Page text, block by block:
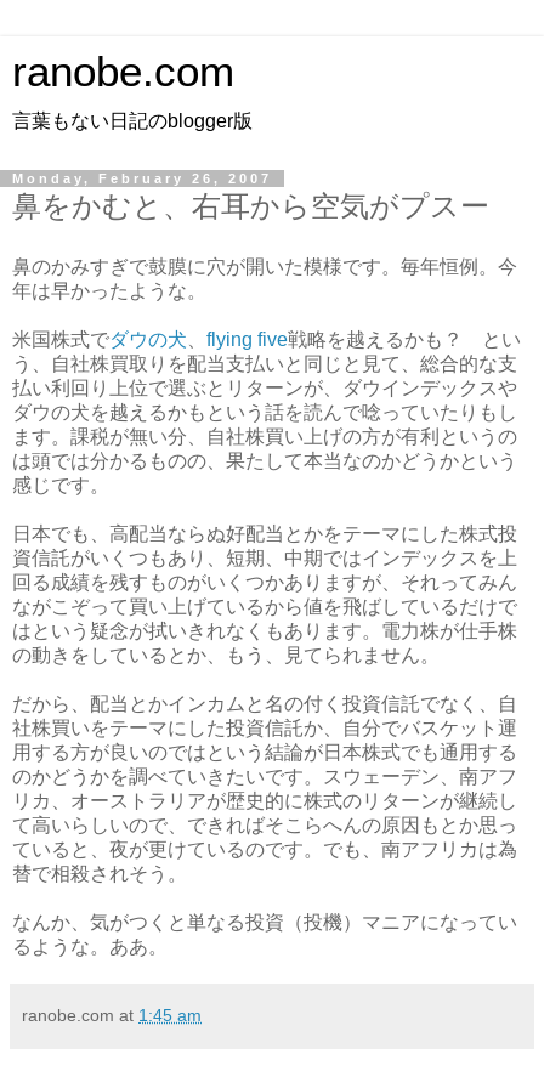
ranobe.com
言葉もない日記のblogger版
Monday, February 26, 2007
鼻をかむと、右耳から空気がプスー
鼻のかみすぎで鼓膜に穴が開いた模様です。毎年恒例。今
年は早かったような。
米国株式でダウの犬 flying five戦略を越えるかも？ とい
う、自社株買取りを配当支払いと同じと見て、総合的な支
払い利回り上位で選ぶとリターンが、ダウインデックスや
ダウの犬を越えるかもという話を読んで唸っていたりもし
ます。課税が無い分、自社株買い上げの方が有利というの
は頭では分かるものの、果たして本当なのかどうかという
感じです。
日本でも、高配当ならぬ好配当とかをテーマにした株式投
資信託がいくつもあり、短期、中期ではインデックスを上
回る成績を残すものがいくつかありますが、それってみん
ながこぞって買い上げているから値を飛ばしているだけで
はという疑念が拭いきれなくもあります。電力株が仕手株
の動きをしているとか、もう、見てられません。
だから、配当とかインカムと名の付く投資信託でなく、自
社株買いをテーマにした投資信託か、自分でバスケット運
用する方が良いのではという結論が日本株式でも通用する
のかどうかを調べていきたいです。スウェーデン、南アフ
リカ、オーストラリアが歴史的に株式のリターンが継続し
て高いらしいので、できればそこらへんの原因もとか思っ
ていると、夜が更けているのです。でも、南アフリカは為
替で相殺されそう。
なんか、気がつくと単なる投資（投機）マニアになってい
るような。ああ。
ranobe.com at 1:45 am